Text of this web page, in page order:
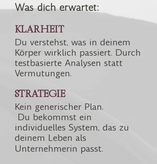
Was dich erwartet:
KLARHEIT
Du verstehst, was in deinem
Körper wirklich passiert. Durch
testbasierte Analysen statt
Vermutungen.
STRATEGIE
Kein generischer Plan.
Du bekommst ein
individuelles System, das zu
deinem Leben als
Unternehmerin passt.